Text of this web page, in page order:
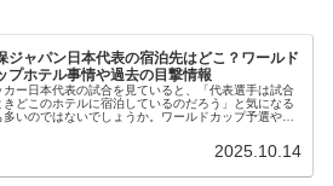
ジャパン日本代表の宿泊先はどこ？ワールド
プホテル事情や過去の目撃情報
カー日本代表の試合を見ていると、「代表選手は試合
きどこのホテルに宿泊しているのだろう」と気になる
多いのではないでしょうか。ワールドカップ予選やキ
2025.10.14